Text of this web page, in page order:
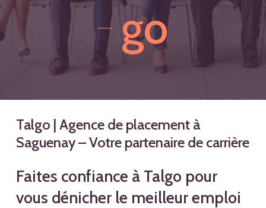
go
Talgo | Agence de placement à
Saguenay – Votre partenaire de carrière
Faites confiance à Talgo pour
vous dénicher le meilleur emploi